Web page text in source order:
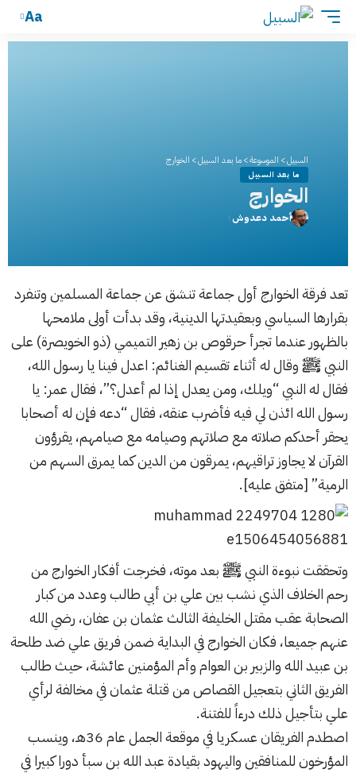
Aa
السبيل> الموسوعة>ما بعد السبيل> الخوارج
ما بعد السبيل
الخوارج
أحمد دعدوش
تعد فرقة الخوارج أول جماعة تنشق عن جماعة المسلمين وتنفرد
بقرارها السياسي وبعقيدتها الدينية، وقد بدأت أولى ملامحها
بالظهور عندما تجرأ حرقوص بن زهير التميمي (ذو الخويصرة) على
النبي ﷺ وقال له أثناء تقسيم الغنائم: اعدل فينا يا رسول الله،
فقال له النبي “ويلك، ومن يعدل إذا لم أعدل؟”، فقال عمر: يا
رسول الله ائذن لي فيه فأضرب عنقه، فقال “دعه فإن له أصحابا
يحقر أحدكم صلاته مع صلاتهم وصيامه مع صيامهم، يقرؤون
القرآن لا يجاوز تراقيهم، يمرقون من الدين كما يمرق السهم من
الرمية” [متفق عليه].
وتحققت نبوءة النبي ﷺ بعد موته، فخرجت أفكار الخوارج من
رحم الخلاف الذي نشب بين علي بن أبي طالب وعدد من كبار
الصحابة عقب مقتل الخليفة الثالث عثمان بن عفان، رضي الله
عنهم جميعا، فكان الخوارج في البداية ضمن فريق علي ضد طلحة
بن عبيد الله والزبير بن العوام وأم المؤمنين عائشة، حيث طالب
الفريق الثاني بتعجيل القصاص من قتلة عثمان في مخالفة لرأي
علي بتأجيل ذلك درءاً للفتنة.
اصطدم الفريقان عسكريا في موقعة الجمل عام 36هـ، وينسب
المؤرخون للمنافقين واليهود بقيادة عبد الله بن سبأ دورا كبيرا في